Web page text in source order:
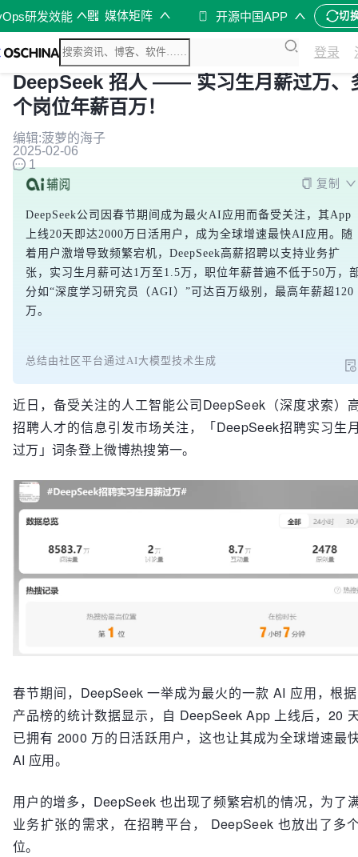
研发效能 媒体矩阵 开源中国APP 切
登录
DeepSeek 招人 —— 实习生月薪过万、
个岗位年薪百万！
编辑:菠萝的海子
2025-02-06
1
复制
DeepSeek公司因春节期间成为最火AI应用而备受关注，其App
上线20天即达2000万日活用户，成为全球增速最快AI应用。随
着用户激增导致频繁宕机，DeepSeek高薪招聘以支持业务扩
张，实习生月薪可达1万至1.5万，职位年薪普遍不低于50万，
分如“深度学习研究员（AGI）”可达百万级别，最高年薪超120
万。
总结由社区平台通过AI大模型技术生成
近日，备受关注的人工智能公司DeepSeek（深度求索）
招聘人才的信息引发市场关注，「DeepSeek招聘实习生
过万」词条登上微博热搜第一。
春节期间，DeepSeek 一举成为最火的一款 AI 应用，根
产品榜的统计数据显示，自 DeepSeek App 上线后，20
已拥有 2000 万的日活跃用户，这也让其成为全球增速最
AI 应用。
用户的增多，DeepSeek 也出现了频繁宕机的情况，为了
业务扩张的需求，在招聘平台， DeepSeek 也放出了多
位。